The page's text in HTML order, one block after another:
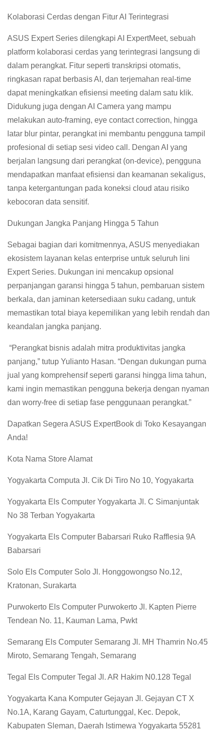
Kolaborasi Cerdas dengan Fitur AI Terintegrasi
ASUS Expert Series dilengkapi AI ExpertMeet, sebuah
platform kolaborasi cerdas yang terintegrasi langsung di
dalam perangkat. Fitur seperti transkripsi otomatis,
ringkasan rapat berbasis AI, dan terjemahan real-time
dapat meningkatkan efisiensi meeting dalam satu klik.
Didukung juga dengan AI Camera yang mampu
melakukan auto-framing, eye contact correction, hingga
latar blur pintar, perangkat ini membantu pengguna tampil
profesional di setiap sesi video call. Dengan AI yang
berjalan langsung dari perangkat (on-device), pengguna
mendapatkan manfaat efisiensi dan keamanan sekaligus,
tanpa ketergantungan pada koneksi cloud atau risiko
kebocoran data sensitif.
Dukungan Jangka Panjang Hingga 5 Tahun
Sebagai bagian dari komitmennya, ASUS menyediakan
ekosistem layanan kelas enterprise untuk seluruh lini
Expert Series. Dukungan ini mencakup opsional
perpanjangan garansi hingga 5 tahun, pembaruan sistem
berkala, dan jaminan ketersediaan suku cadang, untuk
memastikan total biaya kepemilikan yang lebih rendah dan
keandalan jangka panjang.
“Perangkat bisnis adalah mitra produktivitas jangka
panjang,” tutup Yulianto Hasan. “Dengan dukungan purna
jual yang komprehensif seperti garansi hingga lima tahun,
kami ingin memastikan pengguna bekerja dengan nyaman
dan worry-free di setiap fase penggunaan perangkat.”
Dapatkan Segera ASUS ExpertBook di Toko Kesayangan
Anda!
Kota Nama Store Alamat
Yogyakarta Computa Jl. Cik Di Tiro No 10, Yogyakarta
Yogyakarta Els Computer Yogyakarta Jl. C Simanjuntak
No 38 Terban Yogyakarta
Yogyakarta Els Computer Babarsari Ruko Rafflesia 9A
Babarsari
Solo Els Computer Solo Jl. Honggowongso No.12,
Kratonan, Surakarta
Purwokerto Els Computer Purwokerto Jl. Kapten Pierre
Tendean No. 11, Kauman Lama, Pwkt
Semarang Els Computer Semarang Jl. MH Thamrin No.45
Miroto, Semarang Tengah, Semarang
Tegal Els Computer Tegal Jl. AR Hakim N0.128 Tegal
Yogyakarta Kana Komputer Gejayan Jl. Gejayan CT X
No.1A, Karang Gayam, Caturtunggal, Kec. Depok,
Kabupaten Sleman, Daerah Istimewa Yogyakarta 55281